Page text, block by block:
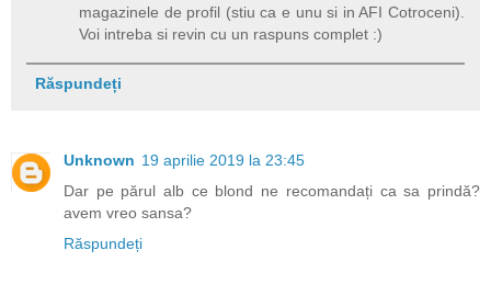
magazinele de profil (stiu ca e unu si in AFI Cotroceni).
Voi intreba si revin cu un raspuns complet :)
Răspundeți
Unknown 19 aprilie 2019 la 23:45
Dar pe părul alb ce blond ne recomandați ca sa prindă?
avem vreo sansa?
Răspundeți